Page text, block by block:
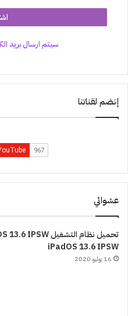
سيتم ارسال بريد
إنضم لقناتنا
عشوائي
iPadOS 13.6 IPSW
16 يوليو 2020